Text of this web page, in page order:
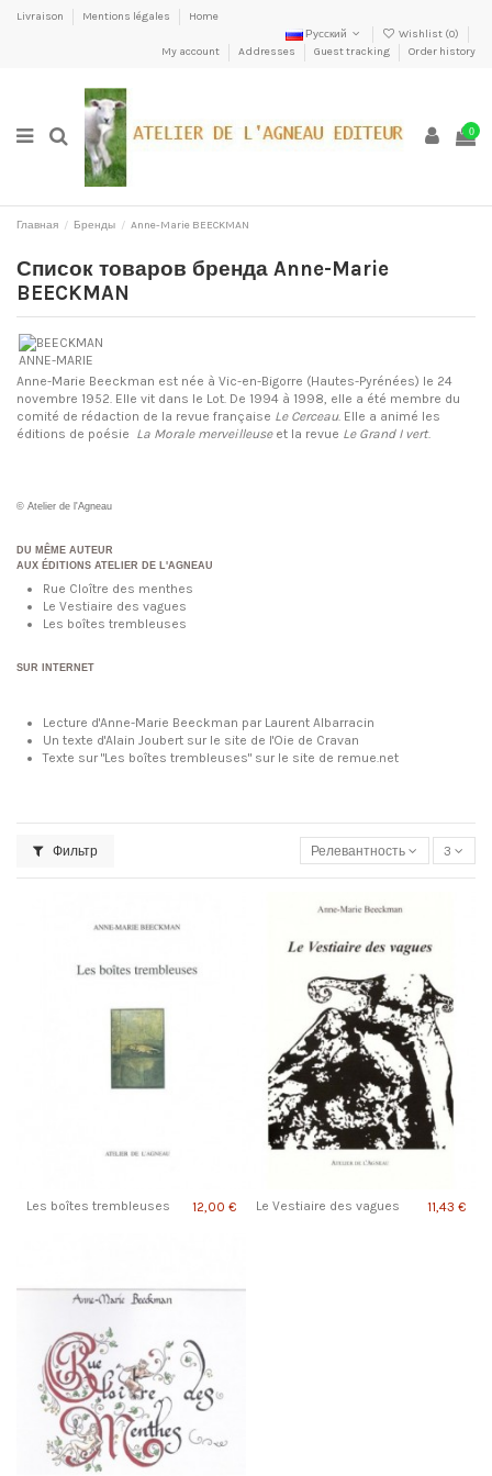
Livraison Mentions légales
Home
Русский
Wishlist (0)
My account
Addresses Guest tracking Order history
0
Главная Бренды Anne-Marie BEECKMAN
Список товаров бренда Anne-Marie
BEECKMAN
Anne-Marie Beeckman est née à Vic-en-Bigorre (Hautes-Pyrénées) le 24
novembre 1952. Elle vit dans le Lot. De 1994 à 1998, elle a été membre du
comité de rédaction de la revue française Le Cerceau. Elle a animé les
éditions de poésie La Morale merveilleuseet la revue Le Grand I vert.
© Atelier de l'Agneau
DU MÊME AUTEUR
AUX ÉDITIONS ATELIER DE L'AGNEAU
Rue Cloître des menthes
Le Vestiaire des vagues
Les boîtes trembleuses
SUR INTERNET
Lecture d'Anne-Marie Beeckman par Laurent Albarracin
Un texte d'Alain Joubert sur le site de l'Oie de Cravan
Texte sur "Les boîtes trembleuses" sur le site de remue.net
Фильтр Релевантность 3
Les boîtes trembleuses 12,00 € Le Vestiaire des vagues 11,43 €